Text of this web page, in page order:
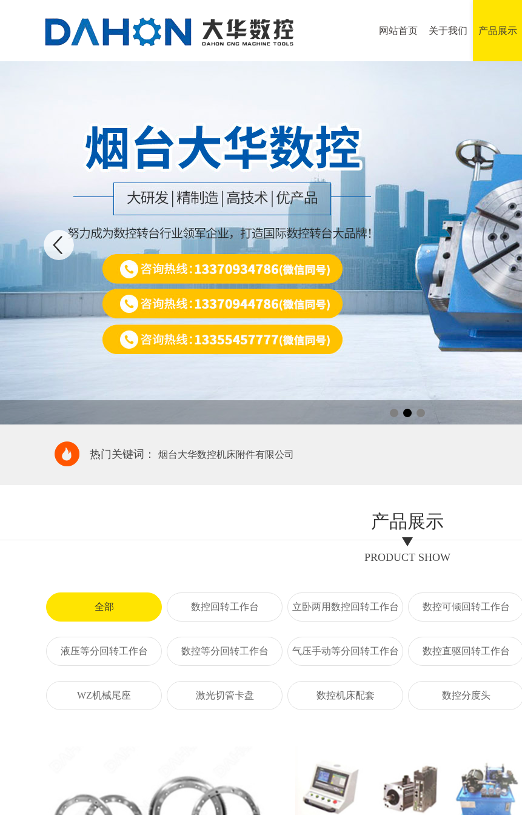
网站首页 关于我们 产品展示
热门关键词： 烟台大华数控机床附件有限公司
产品展示
PRODUCT SHOW
全部 数控回转工作台 立卧两用数控回转工作台 数控可倾回转工作台
液压等分回转工作台 数控等分回转工作台 气压手动等分回转工作台 数控直驱回转工作台
WZ机械尾座 激光切管卡盘 数控机床配套 数控分度头